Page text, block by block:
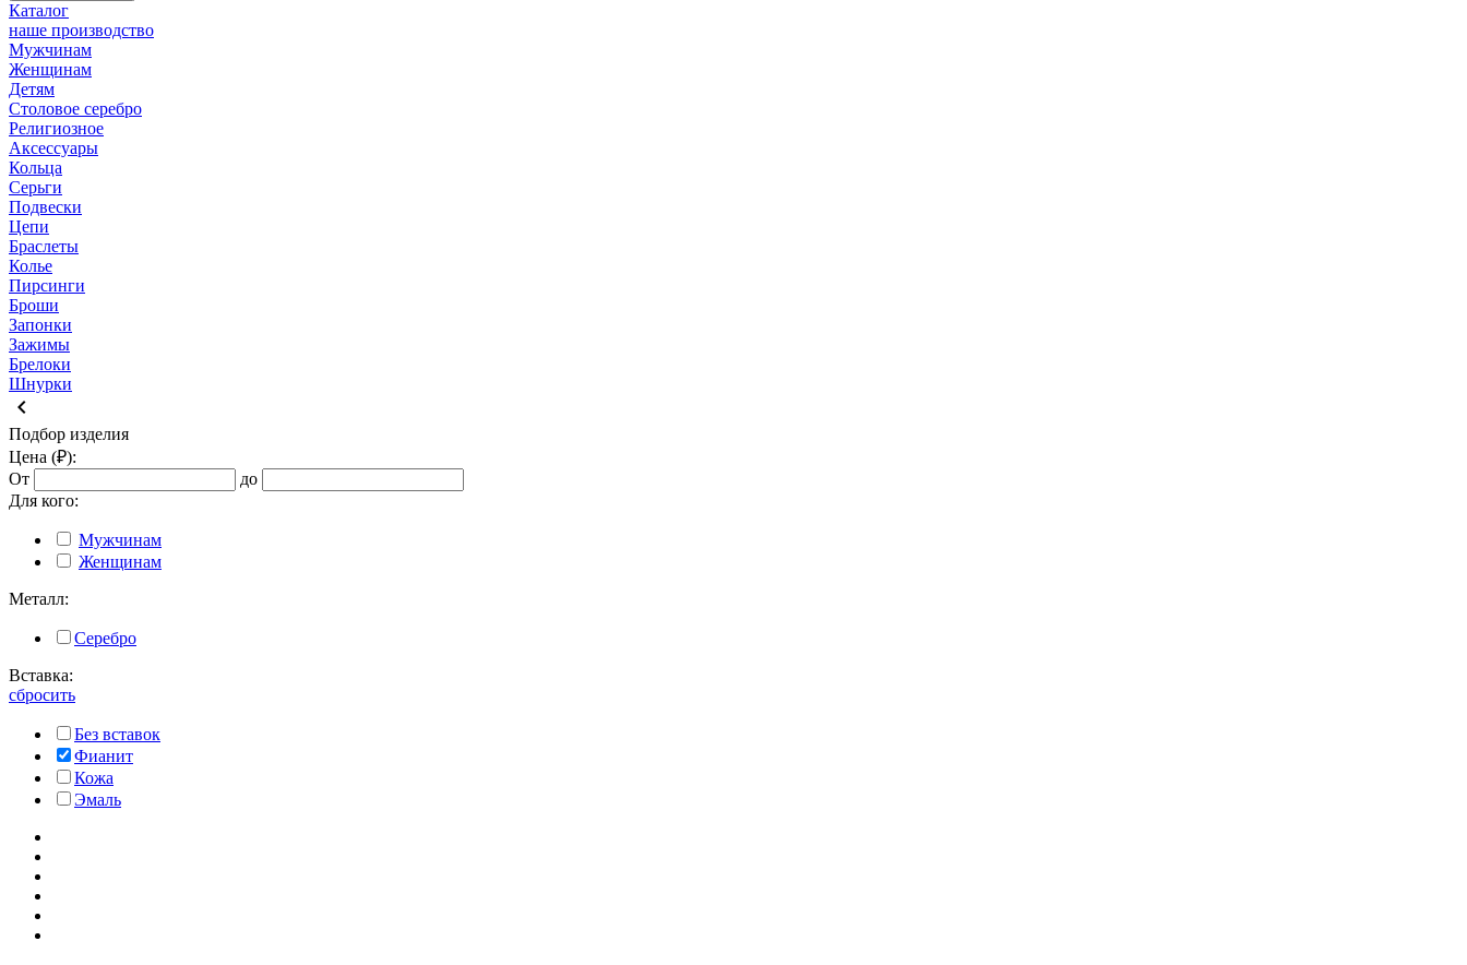
Каталог
наше производство
Мужчинам
Женщинам
Детям
Столовое серебро
Религиозное
Аксессуары
Кольца
Серьги
Подвески
Цепи
Браслеты
Колье
Пирсинги
Броши
Запонки
Зажимы
Брелоки
Шнурки
keyboard_arrow_left
Подбор изделия
Цена (₽):
От
до
Для кого:
Мужчинам
Женщинам
Металл:
Серебро
Вставка:
сбросить
Без вставок
Фианит
Кожа
Эмаль